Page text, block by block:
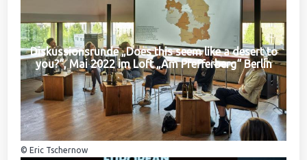
Diskussionsrunde „Does this seem like a desert to
you?“, Mai 2022 im Loft „Am Pfefferberg“ Berlin
© Eric Tschernow